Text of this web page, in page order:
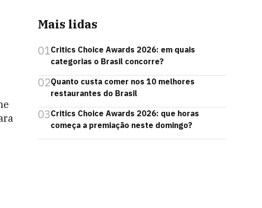
Mais lidas
01Critics Choice Awards 2026: em quais
categorias o Brasil concorre?
02Quanto custa comer nos 10 melhores
restaurantes do Brasil
03Critics Choice Awards 2026: que horas
começa a premiação neste domingo?